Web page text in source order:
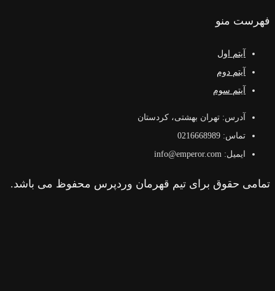
فهرست منو
آیتم اول
آیتم دوم
آیتم سوم
آدرس: تهران بهشتی، کردستان
تماس: 0216668989
ایمیل: info@emperor.com
تمامی حقوق برای تیم قهرمان وردپرس محفوظ می باشد.